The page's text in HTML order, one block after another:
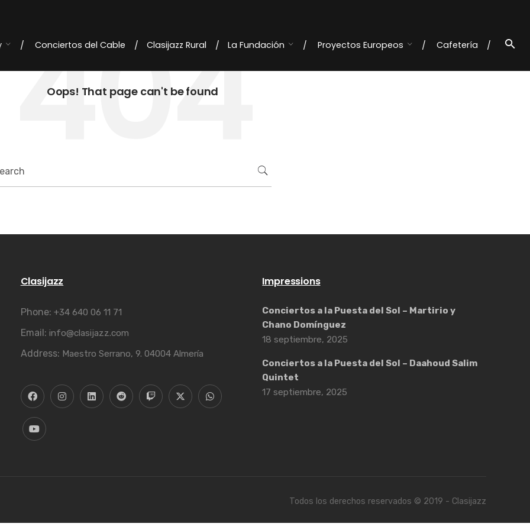
Conciertos del Cable Clasijazz Rural La Fundación Proyectos Europeos
Cafetería
404
Oops! That page can't be found
Clasijazz
Phone: +34 640 06 11 71
Email: info@clasijazz.com
Address: Maestro Serrano, 9. 04004 Almería
Impressions
Conciertos a la Puesta del Sol – Martirio y
Chano Domínguez
18 septiembre, 2025
Conciertos a la Puesta del Sol – Daahoud Salim
Quintet
17 septiembre, 2025
Todos los derechos reservados © 2019 - Clasijazz